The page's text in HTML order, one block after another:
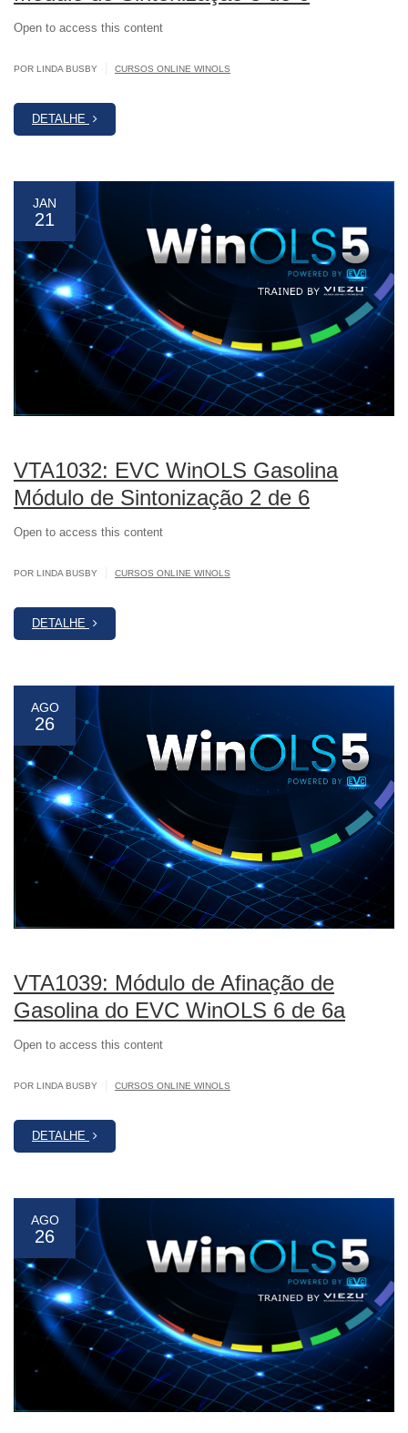
Open to access this content
POR LINDA BUSBY CURSOS ONLINE WINOLS
DETALHE
JAN
21
VTA1032: EVC WinOLS Gasolina
Módulo de Sintonização 2 de 6
Open to access this content
POR LINDA BUSBY CURSOS ONLINE WINOLS
DETALHE
AGO
26
VTA1039: Módulo de Afinação de
Gasolina do EVC WinOLS 6 de 6a
Open to access this content
POR LINDA BUSBY CURSOS ONLINE WINOLS
DETALHE
AGO
26